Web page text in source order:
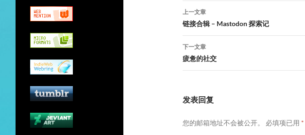
文
章
导
航
上一文章
链接合辑 – Mastodon 探索记
下一文章
疲惫的社交
发表回复
您的邮箱地址不会被公开。 必填项已用 *